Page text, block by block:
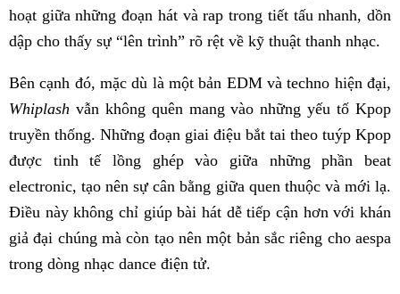
hoạt giữa những đoạn hát và rap trong tiết tấu nhanh, dồn
dập cho thấy sự “lên trình” rõ rệt về kỹ thuật thanh nhạc.
Bên cạnh đó, mặc dù là một bản EDM và techno hiện đại,
Whiplash vẫn không quên mang vào những yếu tố Kpop
truyền thống. Những đoạn giai điệu bắt tai theo tuýp Kpop
được tinh tế lồng ghép vào giữa những phần beat
electronic, tạo nên sự cân bằng giữa quen thuộc và mới lạ.
Điều này không chỉ giúp bài hát dễ tiếp cận hơn với khán
giả đại chúng mà còn tạo nên một bản sắc riêng cho aespa
trong dòng nhạc dance điện tử.